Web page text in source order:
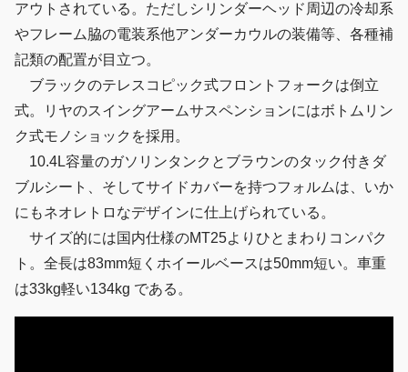
アウトされている。ただしシリンダーヘッド周辺の冷却系
やフレーム脇の電装系他アンダーカウルの装備等、各種補
記類の配置が目立つ。
ブラックのテレスコピック式フロントフォークは倒立
式。リヤのスイングアームサスペンションにはボトムリン
ク式モノショックを採用。
10.4L容量のガソリンタンクとブラウンのタック付きダ
ブルシート、そしてサイドカバーを持つフォルムは、いか
にもネオレトロなデザインに仕上げられている。
サイズ的には国内仕様のMT25よりひとまわりコンパク
ト。全長は83mm短くホイールベースは50mm短い。車重
は33kg軽い134kg である。